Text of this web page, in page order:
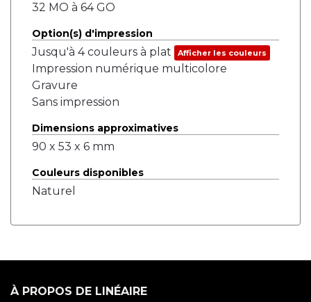
32 MO à 64 GO
Option(s) d'impression
Jusqu'à 4 couleurs à plat Afficher les couleurs
Impression numérique multicolore
Gravure
Sans impression
Dimensions approximatives
90 x 53 x 6 mm
Couleurs disponibles
Naturel
À PROPOS DE LINÉAIRE